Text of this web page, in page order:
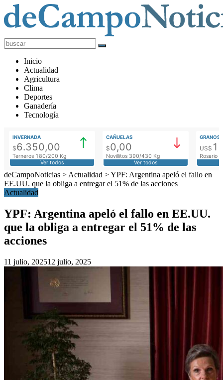
deCampoNoticias
Actualidad
Agropecuaria
Inicio
Actualidad
Agricultura
Clima
Deportes
Ganadería
Tecnología
INVERNADA
$6.350,00
Terneros 180/200 Kg
Ver todos
CAÑUELAS
$0,00
Novillitos 390/430 Kg
Ver todos
GRANOS
US$
Rosario
deCampoNoticias > Actualidad >YPF: Argentina apeló el fallo en
EE.UU. que la obliga a entregar el 51% de las acciones
Actualidad
YPF: Argentina apeló el fallo en EE.UU.
que la obliga a entregar el 51% de las
acciones
11 julio, 202512 julio, 2025